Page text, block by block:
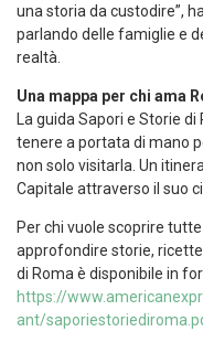
una storia da custodire”,
parlando delle famiglie e
realtà.
Una mappa per chi ama
La guida Sapori e Storie
tenere a portata di mano
non solo visitarla. Un
Capitale attraverso il suo
Per chi vuole scoprire
approfondire storie,
di Roma è disponibile in
https://
ant/